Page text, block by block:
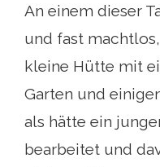
An einem dieser
und fast
kleine Hütte mit
Garten und
als hätte ein
bearbeitet und